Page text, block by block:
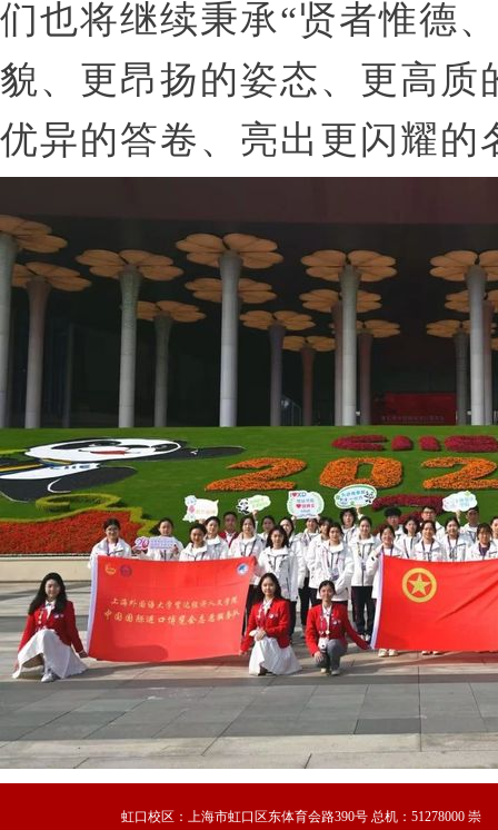
们也将继续秉承“贤者惟德
貌、更昂扬的姿态、更高
优异的答卷、亮出更闪耀的
虹口校区：上海市虹口区东体育会路390号 总机：51278000 崇